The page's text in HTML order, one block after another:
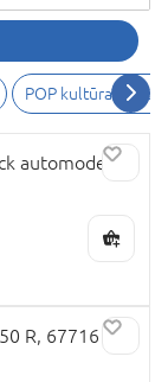
POP kultūra ir
automodelis,
R, 67716